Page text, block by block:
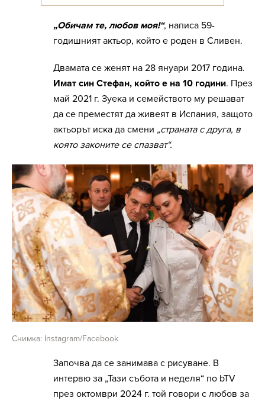
„Обичам те, любов моя!“, написа 59-
годишният актьор, който е роден в Сливен.
Двамата се женят на 28 януари 2017 година.
Имат син Стефан, който е на 10 години. През
май 2021 г. Зуека и семейството му решават
да се преместят да живеят в Испания, защото
актьорът иска да смени „страната с друга, в
която законите се спазват“.
Снимка: Instagram/Facebook
Започва да се занимава с рисуване. В
интервю за „Тази събота и неделя“ по bTV
през октомври 2024 г. той говори с любов за